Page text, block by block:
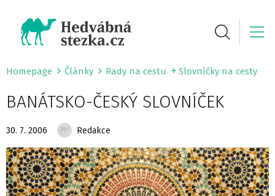
Homepage Články Rady na cestu Slovníčky na cesty
BANÁTSKO-ČESKÝ SLOVNÍČEK
30. 7. 2006 Redakce